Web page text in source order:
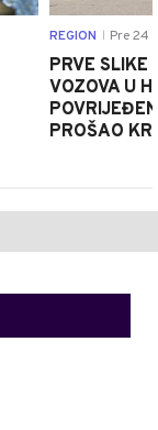
REGION Pre 24
PRVE SLIKE
VOZOVA U
PROŠAO